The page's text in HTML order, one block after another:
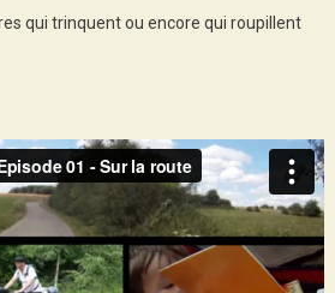
1
qui trinquent ou encore qui roupillent